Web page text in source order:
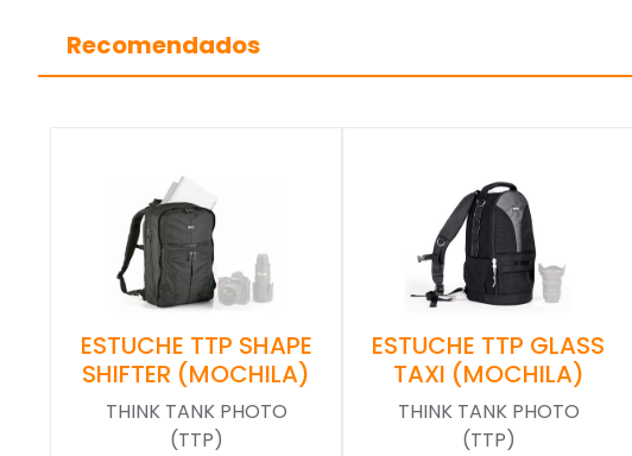
Recomendados
ESTUCHE TTP SHAPE
SHIFTER (MOCHILA)
THINK TANK PHOTO
(TTP)
ESTUCHE TTP GLASS
TAXI (MOCHILA)
THINK TANK PHOTO
(TTP)